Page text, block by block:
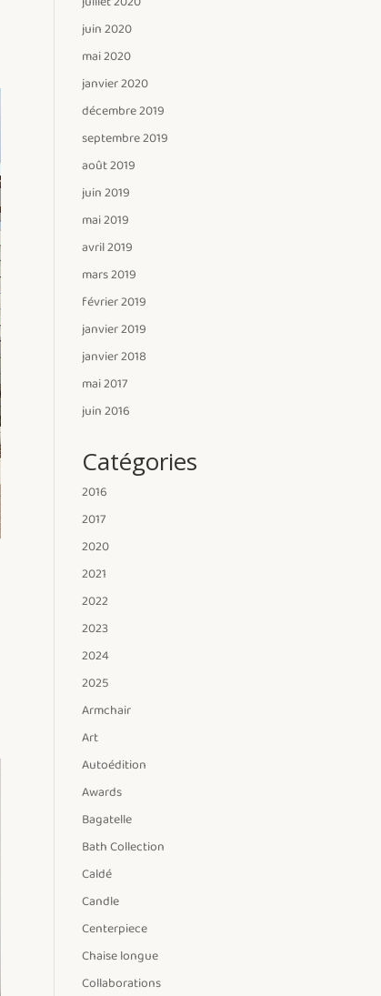
juin 2020
mai 2020
janvier 2020
décembre 2019
septembre 2019
août 2019
juin 2019
mai 2019
avril 2019
mars 2019
février 2019
janvier 2019
janvier 2018
mai 2017
juin 2016
Catégories
2016
2017
2020
2021
2022
2023
2024
2025
Armchair
Art
Autoédition
Awards
Bagatelle
Bath Collection
Caldé
Candle
Centerpiece
Chaise longue
Collaborations